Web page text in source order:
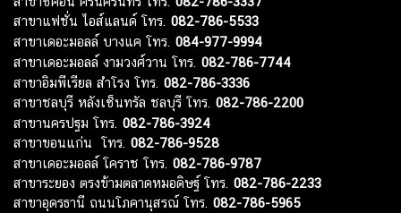
สาขาแฟชั่น ไอส์แลนด์ โทร. 082-786-5533
สาขาเดอะมอลล์ บางแค โทร. 084-977-9994
สาขาเดอะมอลล์ งามวงศ์วาน โทร. 082-786-7744
สาขาอิมพีเรียล สำโรง โทร. 082-786-3336
สาขาชลบุรี หลังเซ็นทรัล ชลบุรี โทร. 082-786-2200
สาขานครปฐม โทร. 082-786-3924
สาขาขอนแก่น โทร. 082-786-9528
สาขาเดอะมอลล์ โคราช โทร. 082-786-9787
สาขาระยอง ตรงข้ามตลาดหมอดิษฐ์ โทร. 082-786-2233
สาขาอุดรธานี ถนนโภคานุสรณ์ โทร. 082-786-5965